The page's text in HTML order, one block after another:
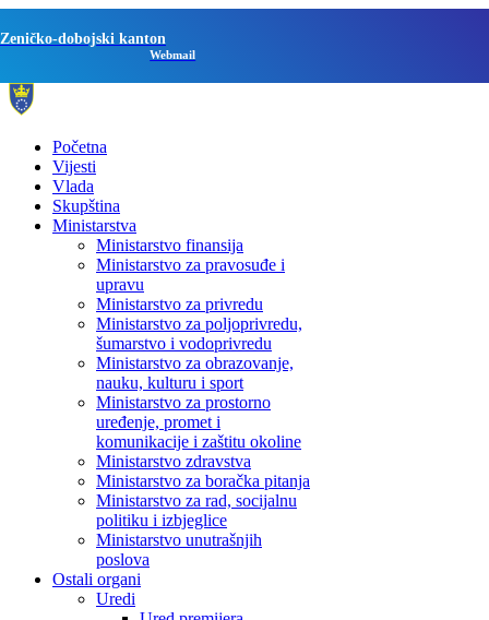
Zeničko-dobojski kanton
Webmail
Početna
Vijesti
Vlada
Skupština
Ministarstva
Ministarstvo finansija
Ministarstvo za pravosuđe i
upravu
Ministarstvo za privredu
Ministarstvo za poljoprivredu,
šumarstvo i vodoprivredu
Ministarstvo za obrazovanje,
nauku, kulturu i sport
Ministarstvo za prostorno
uređenje, promet i
komunikacije i zaštitu okoline
Ministarstvo zdravstva
Ministarstvo za boračka pitanja
Ministarstvo za rad, socijalnu
politiku i izbjeglice
Ministarstvo unutrašnjih
poslova
Ostali organi
Uredi